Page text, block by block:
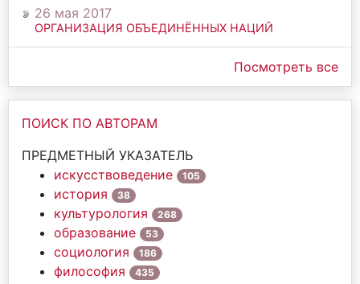
26 мая 2017
ОРГАНИЗАЦИЯ ОБЪЕДИНЁННЫХ НАЦИЙ
Посмотреть все
ПОИСК ПО АВТОРАМ
ПРЕДМЕТНЫЙ УКАЗАТЕЛЬ
искусствоведение
105
история 38
культурология 268
образование 53
социология 186
философия 435